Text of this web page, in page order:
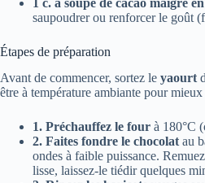
saupoudrer ou renforcer le goût
Étapes de préparation
Avant de commencer, sortez le yaourt
être à température ambiante pour
1. Préchauffez le four à 180°C
2. Faites fondre le chocolatau
ondes à faible puissance.
lisse, laissez-le tiédir quelques